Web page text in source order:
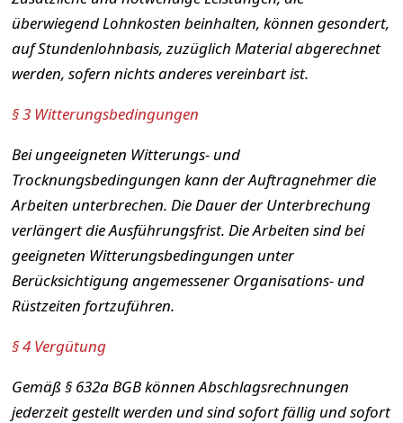
überwiegend Lohnkosten beinhalten, können gesondert,
auf Stundenlohnbasis, zuzüglich Material abgerechnet
werden, sofern nichts anderes vereinbart ist.
§ 3 Witterungsbedingungen
Bei ungeeigneten Witterungs- und
Trocknungsbedingungen kann der Auftragnehmer die
Arbeiten unterbrechen. Die Dauer der Unterbrechung
verlängert die Ausführungsfrist. Die Arbeiten sind bei
geeigneten Witterungsbedingungen unter
Berücksichtigung angemessener Organisations- und
Rüstzeiten fortzuführen.
§ 4 Vergütung
Gemäß § 632a BGB können Abschlagsrechnungen
jederzeit gestellt werden und sind sofort fällig und sofort